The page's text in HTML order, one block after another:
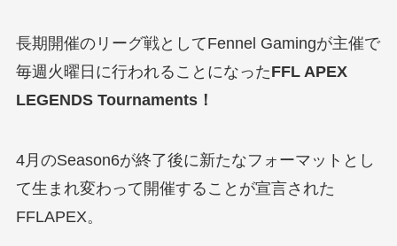
長期開催のリーグ戦としてFennel Gamingが主催で
毎週火曜日に行われることになったFFL APEX
LEGENDS Tournaments！
4月のSeason6が終了後に新たなフォーマットとし
て生まれ変わって開催することが宣言された
FFLAPEX。